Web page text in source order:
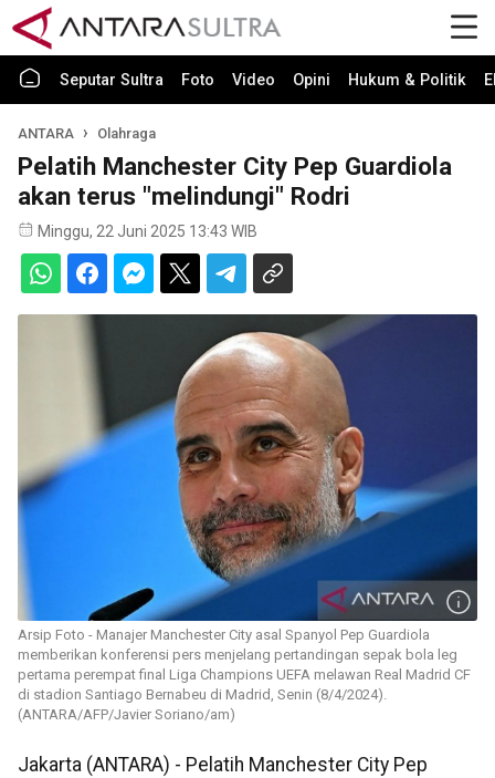
Seputar Sultra Foto Video Opini Hukum & Politik
ANTARA Olahraga
Pelatih Manchester City Pep Guardiola
akan terus "melindungi" Rodri
Minggu, 22 Juni 2025 13:43 WIB
Arsip Foto - Manajer Manchester City asal Spanyol Pep Guardiola
memberikan konferensi pers menjelang pertandingan sepak bola leg
pertama perempat final Liga Champions UEFA melawan Real Madrid CF
di stadion Santiago Bernabeu di Madrid, Senin (8/4/2024).
(ANTARA/AFP/Javier Soriano/am)
Jakarta (ANTARA) - Pelatih Manchester City Pep